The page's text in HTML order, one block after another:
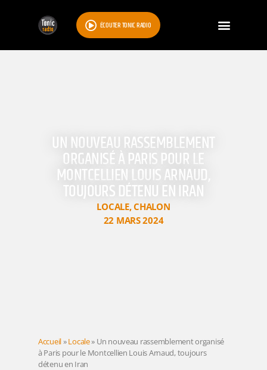
ÉCOUTER TONIC RADIO
UN NOUVEAU RASSEMBLEMENT
ORGANISÉ À PARIS POUR LE
MONTCELLIEN LOUIS ARNAUD,
TOUJOURS DÉTENU EN IRAN
LOCALE,CHALON
22 MARS 2024
Accueil»Locale» Un nouveau rassemblement organisé
à Paris pour le Montcellien Louis Arnaud, toujours
détenu en Iran